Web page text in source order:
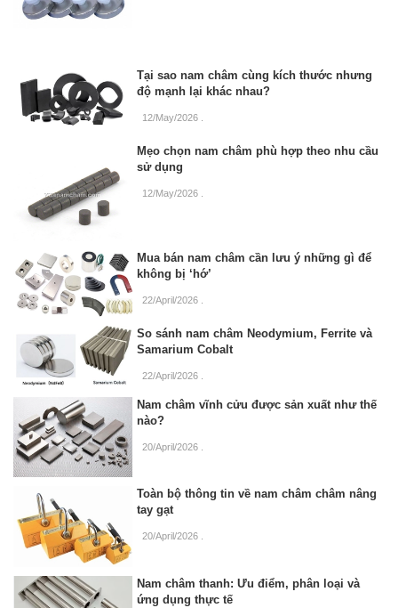
Tại sao nam châm cùng kích thước nhưng
độ mạnh lại khác nhau?
12/May/2026
Mẹo chọn nam châm phù hợp theo nhu cầu
sử dụng
12/May/2026
Mua bán nam châm cần lưu ý những gì để
không bị ‘hớ’
22/April/2026
So sánh nam châm Neodymium, Ferrite và
Samarium Cobalt
22/April/2026
Nam châm vĩnh cửu được sản xuất như thế
nào?
20/April/2026 .
Toàn bộ thông tin về nam châm châm nâng
tay gạt
20/April/2026
Nam châm thanh: Ưu điểm, phân loại và
ứng dụng thực tế